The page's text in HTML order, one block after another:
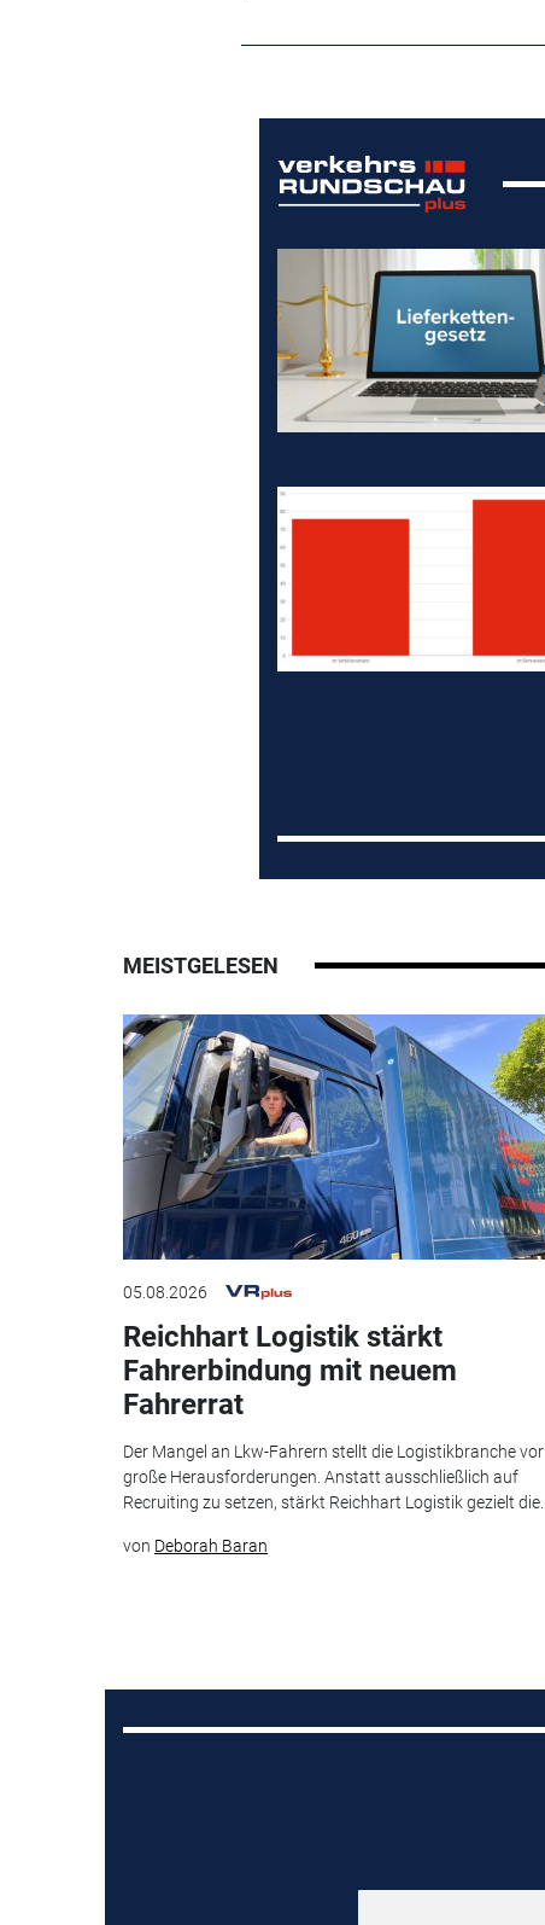
MEISTGELESEN
05.08.2026
Reichhart Logistik stärkt
Fahrerbindung mit neuem
Fahrerrat
Der Mangel an Lkw-Fahrern stellt die Logistikbranche vor
große Herausforderungen. Anstatt ausschließlich auf
Recruiting zu setzen, stärkt Reichhart Logistik gezielt die...
von Deborah Baran